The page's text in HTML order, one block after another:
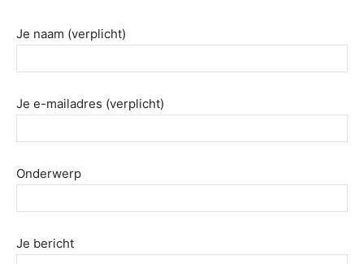
Je naam (verplicht)
Je e-mailadres (verplicht)
Onderwerp
Je bericht